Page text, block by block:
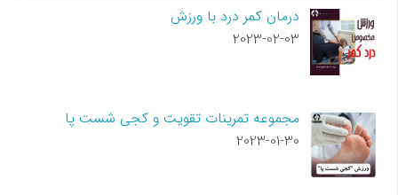
درمان کمر درد با ورزش
2023-02-03
مجموعه تمرینات تقویت و کجی شست پا
2023-01-30